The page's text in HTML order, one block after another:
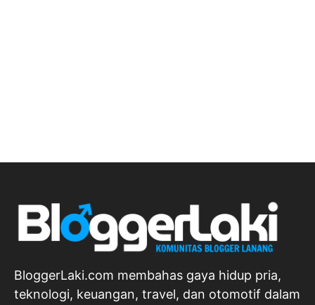
BloggerLaki.com membahas gaya hidup pria,
teknologi, keuangan, travel, dan otomotif dalam